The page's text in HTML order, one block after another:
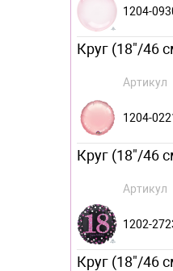
1204-
Круг (18"/46
Артикул
1204-
Круг (18"/46
Артикул
1202-
Круг (18"/46